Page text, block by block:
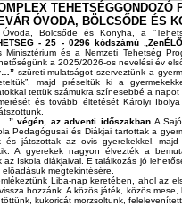
TEHETSÉGGONDOZÓ
ÓVODA, BÖLCSŐDE ÉS
Bölcsőde és Konyha, a
- 25 - 0296 kódszámú
Minisztérium és a Nemzeti Tehetség
a 2025/2026-os nevelési év
szüreti mulatságot szerveztünk a
majd préseltük ki a
tettük számukra színesebbé a
és tovább éltetését Károlyi
végén, az adventi időszakban A
Pedagógusai és Diákjai tartottak a
és játszottak az ovis gyerekekkel,
A gyerekek nagyon élvezték a
Iskola diákjaival. E találkozás jó
megtekintésére.
Liba-nap keretében, ahol az
hozzánk. A közös játék, közös
kukoricát morzsoltunk,